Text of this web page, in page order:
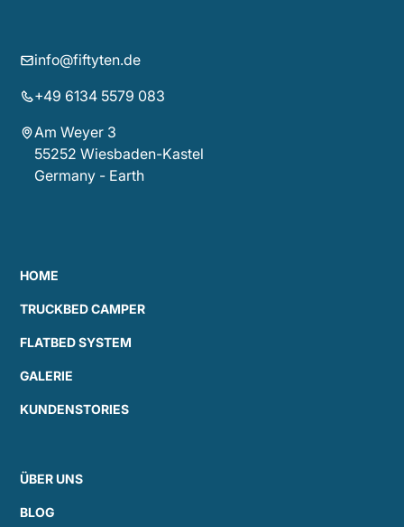
info@fiftyten.de
+49 6134 5579 083
Am Weyer 3
55252 Wiesbaden-Kastel
Germany - Earth
HOME
TRUCKBED CAMPER
FLATBED SYSTEM
GALERIE
KUNDENSTORIES
ÜBER UNS
BLOG